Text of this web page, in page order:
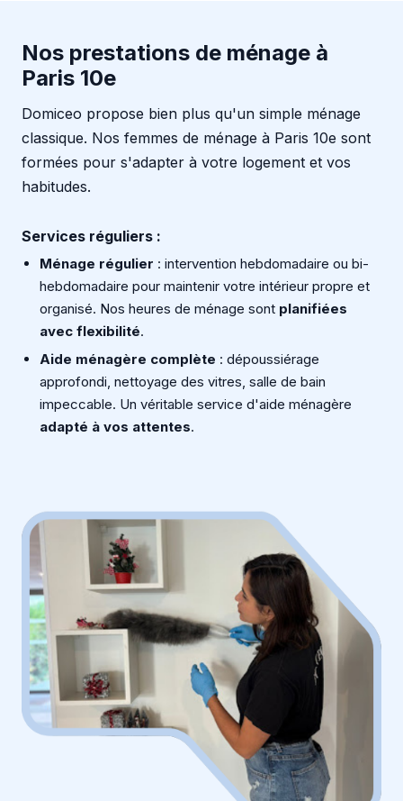
Nos prestations de ménage à
Paris 10e
Domiceo propose bien plus qu'un simple ménage
classique. Nos femmes de ménage à Paris 10e sont
formées pour s'adapter à votre logement et vos
habitudes.
Services réguliers :
Ménage régulier : intervention hebdomadaire ou bi-
hebdomadaire pour maintenir votre intérieur propre et
organisé. Nos heures de ménage sont planifiées
avec flexibilité.
Aide ménagère complète : dépoussiérage
approfondi, nettoyage des vitres, salle de bain
impeccable. Un véritable service d'aide ménagère
adapté à vos attentes.